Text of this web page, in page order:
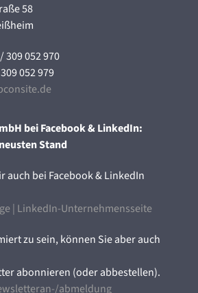
58
309 052 970
052 979
bei Facebook & LinkedIn:
Stand
auch bei Facebook & LinkedIn
| LinkedIn-Unternehmensseite
zu sein, können Sie aber auch
abonnieren (oder abbestellen).
abmeldung